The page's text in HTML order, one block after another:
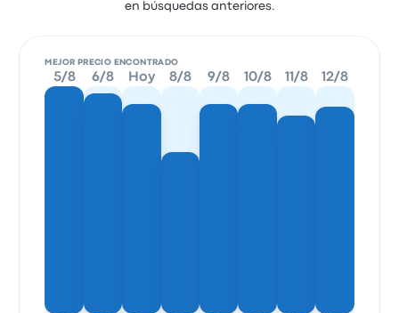
en búsquedas anteriores.
MEJOR PRECIO ENCONTRADO
5/8 6/8 Hoy 8/8 9/8 10/8 11/8 12/8